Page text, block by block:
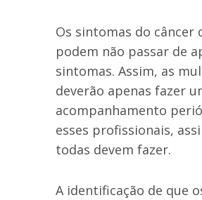
Os sintomas do câncer
podem não passar de
sintomas. Assim, as
deverão apenas fazer
acompanhamento
esses profissionais,
todas devem fazer.
A identificação de que